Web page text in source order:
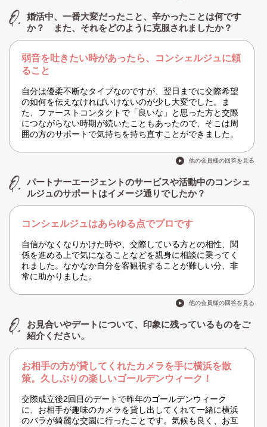
婚活中、一番大変だったこと、辛かったことは何です
か？ また、それをどのように克服されましたか？
弱音を吐きたい時があったら、コンシェルジュに頼
ること
自分は優柔不断なタイプなのですが、翌日までに交際希望
の如何を伝えなければいけないのが少し大変でした。ま
た、ファーストコンタクトで「良いな」と思った方と交際
につながらない時期が続いたこともあったので、そこは周
囲の方のサポートで気持ちを持ち直すことができました。
他の会員様の回答を見る
パートナーエージェントのサービスや活動中のコンシェ
ルジュのサポートはイメージ通りでしたか？
コンシェルジュはあらゆる点でプロです
自信がなくなりかけた時や、交際している方との相性、関
係を進める上で気になることなどを親身に相談に乗ってく
れました。なかなか自分を客観視することが難しい分、非
常に助かりました。
他の会員様の回答を見る
お見合いやデートについて、印象に残っているものをご
紹介ください。
お相手の方が貸してくれたカメラを手に横浜を散
策。久しぶりの楽しいゴールデンウィーク！
交際成立後2回目のデートで昨年のゴールデンウィーク
に、お相手が趣味のカメラを貸し出してくれて一緒に横浜
のバラが綺麗な交園に行ったことです。気候も良く、お互